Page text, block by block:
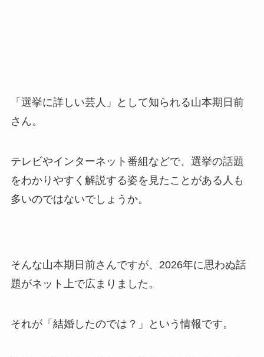
「選挙に詳しい芸人」として知られる山本期日前
さん。
テレビやインターネット番組などで、選挙の話題
をわかりやすく解説する姿を見たことがある人も
多いのではないでしょうか。
そんな山本期日前さんですが、2026年に思わぬ話
題がネット上で広まりました。
それが「結婚したのでは？」という情報です。